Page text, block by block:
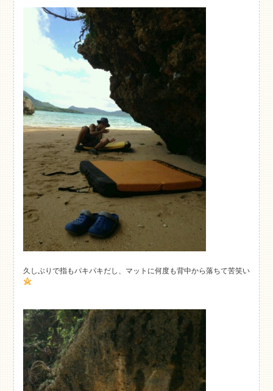
久しぶりで指もパキパキだし、マットに何度も背中から落ちて苦笑い